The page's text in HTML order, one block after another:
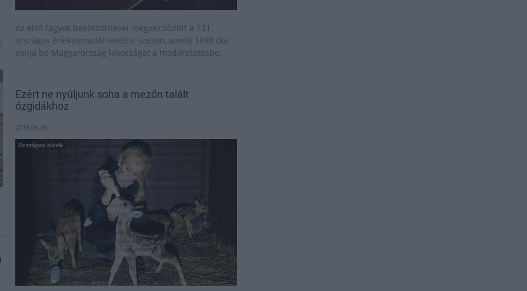
Az első fagyok beköszöntével megkezdődött a 131.
országos énekesmadár-etetési szezon, amely 1890 óta
vonja be Magyarország lakosságát a madáretetésbe.
Ezért ne nyúljunk soha a mezőn talált
őzgidákhoz
2019.06.06
Országos hírek